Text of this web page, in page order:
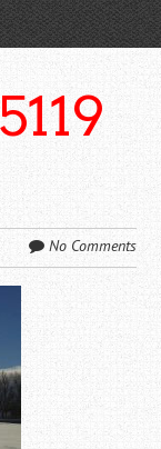
No Comments